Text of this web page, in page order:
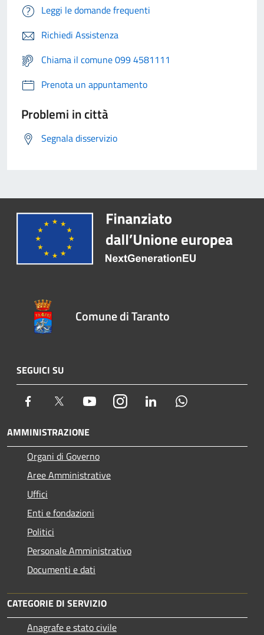
Leggi le domande frequenti
Richiedi Assistenza
Chiama il comune 099 4581111
Prenota un appuntamento
Problemi in città
Segnala disservizio
Comune di Taranto
SEGUICI SU
Facebook Twitter YoutubeInstagram LinkedIn
AMMINISTRAZIONE
Organi di Governo
Aree Amministrative
Uffici
Enti e fondazioni
Politici
Personale Amministrativo
Documenti e dati
CATEGORIE DI SERVIZIO
Anagrafe e stato civile